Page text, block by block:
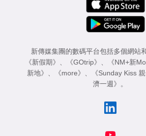
新傳媒集團的數碼平台包括多個網站
《新假期》 、 《GOtrip》 、 《NM+新
新地》 、 《more》 、 《Sunday Kiss 親
濟一週》 。